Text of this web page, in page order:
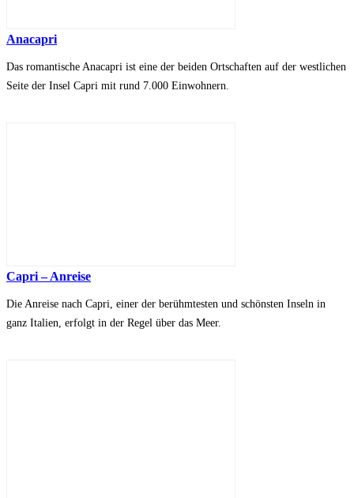
Anacapri
Das romantische Anacapri ist eine der beiden Ortschaften auf der westlichen
Seite der Insel Capri mit rund 7.000 Einwohnern.
Capri – Anreise
Die Anreise nach Capri, einer der berühmtesten und schönsten Inseln in
ganz Italien, erfolgt in der Regel über das Meer.